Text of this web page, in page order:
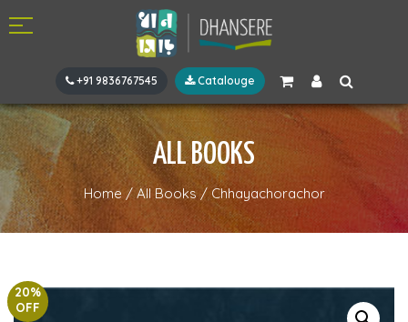
+91 9836767545 Catalouge
ALL BOOKS
Home /All Books/ Chhayachorachor
20%
OFF